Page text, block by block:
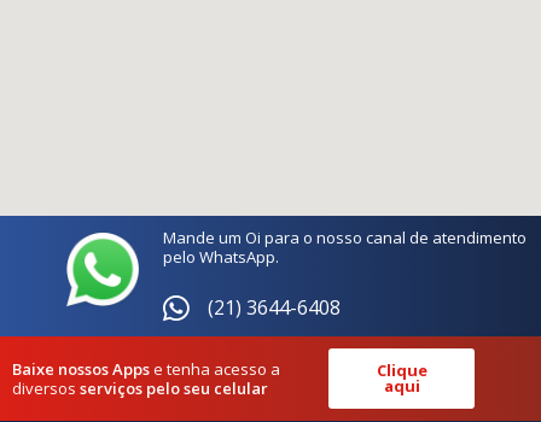
Mande um Oi para o nosso canal de atendimento
pelo WhatsApp.
(21) 3644-6408
Baixe nossos Appse tenha acesso a
diversos serviços pelo seu celular
Clique
aqui